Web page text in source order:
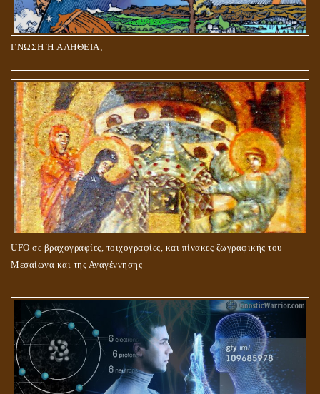
ΓΝΩΣΗ Ή ΑΛΗΘΕΙΑ;
UFO σε βραχογραφίες, τοιχογραφίες, και πίνακες ζωγραφικής του
Μεσαίωνα και της Αναγέννησης